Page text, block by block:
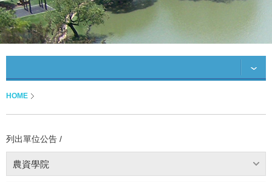
HOME
列出單位公告 /
農資學院